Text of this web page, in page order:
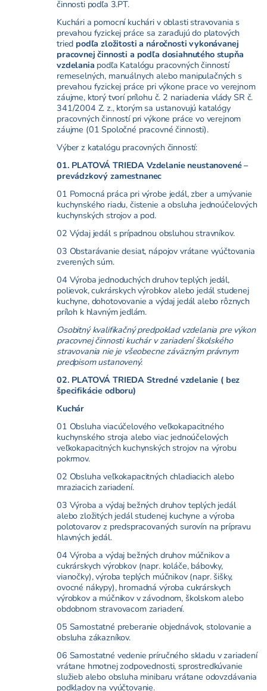
činnosti podľa 3.PT.
Kuchári a pomocní kuchári v oblasti stravovania s
prevahou fyzickej práce sa zaraďujú do platových
tried podľa zložitosti a náročnosti vykonávanej
pracovnej činnosti a podľa dosiahnutého stupňa
vzdelania podľa Katalógu pracovných činností
remeselných, manuálnych alebo manipulačných s
prevahou fyzickej práce pri výkone prace vo verejnom
záujme, ktorý tvorí prílohu č. 2 nariadenia vlády SR č.
341/2004 Z. z., ktorým sa ustanovujú katalógy
pracovných činností pri výkone práce vo verejnom
záujme (01 Spoločné pracovné činnosti).
Výber z katalógu pracovných činností:
01. PLATOVÁ TRIEDA Vzdelanie neustanovené –
prevádzkový zamestnanec
01 Pomocná práca pri výrobe jedál, zber a umývanie
kuchynského riadu, čistenie a obsluha jednoúčelových
kuchynských strojov a pod.
02 Výdaj jedál s prípadnou obsluhou stravníkov.
03 Obstarávanie desiat, nápojov vrátane vyúčtovania
zverených súm.
04 Výroba jednoduchých druhov teplých jedál,
polievok, cukrárskych výrobkov alebo jedál studenej
kuchyne, dohotovovanie a výdaj jedál alebo rôznych
príloh k hlavným jedlám.
Osobitný kvalifikačný predpoklad vzdelania pre výkon
pracovnej činnosti kuchár v zariadení školského
stravovania nie je všeobecne záväzným právnym
predpisom ustanovený.
02. PLATOVÁ TRIEDA Stredné vzdelanie ( bez
špecifikácie odboru)
Kuchár
01 Obsluha viacúčelového veľkokapacitného
kuchynského stroja alebo viac jednoúčelových
veľkokapacitných kuchynských strojov na výrobu
pokrmov.
02 Obsluha veľkokapacitných chladiacich alebo
mraziacich zariadení.
03 Výroba a výdaj bežných druhov teplých jedál
alebo zložitých jedál studenej kuchyne a výroba
polotovarov z predspracovaných surovín na prípravu
hlavných jedál.
04 Výroba a výdaj bežných druhov múčnikov a
cukrárskych výrobkov (napr. koláče, bábovky,
vianočky), výroba teplých múčnikov (napr. šišky,
ovocné nákypy), hromadná výroba cukrárskych
výrobkov a múčnikov v závodnom, školskom alebo
obdobnom stravovacom zariadení.
05 Samostatné preberanie objednávok, stolovanie a
obsluha zákazníkov.
06 Samostatné vedenie príručného skladu v zariadení
vrátane hmotnej zodpovednosti, sprostredkúvanie
služieb alebo obsluha minibaru vrátane odovzdávania
podkladov na vyúčtovanie.